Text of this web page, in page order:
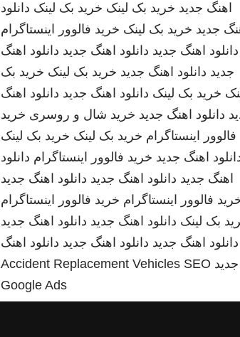
اهنگ جدید خرید بک لینک خرید بک لینک دانلود
جدید خرید بک لینک خرید فالوور اینستاگرام
دانلود اهنگ جدید دانلود اهنگ جدید دانلود اهنگ
جدید دانلود اهنگ جدید خرید بک لینک خرید بک
خرید بک لینک دانلود اهنگ جدید دانلود اهنگ
دانلود اهنگ جدید خرید شال و روسری خرید
فالوور اینستاگرام خرید بک لینک خرید بک لینک
اهنگ جدید خرید فالوور اینستاگرام دانلود
اهنگ جدید دانلود اهنگ جدید دانلود اهنگ جدید
فالوور اینستاگرام خرید فالوور اینستاگرام
بک لینک دانلود اهنگ جدید دانلود اهنگ جدید
دانلود اهنگ جدید دانلود اهنگ جدید دانلود اهنگ
جدید
Accident Replacement Vehicles SEO
Google Ads